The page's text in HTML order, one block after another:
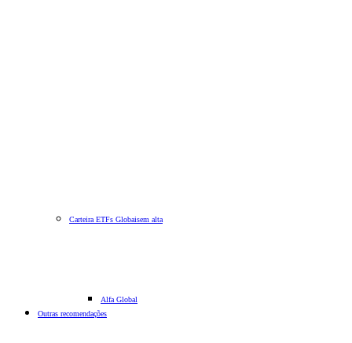
Carteira ETFs Globaisem alta
Alfa Global
Outras recomendações